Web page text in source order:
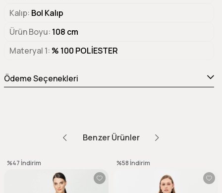
Kalıp Bol Kalıp
Ürün Boyu 108 cm
Materyal 1 % 100 POLİESTER
Ödeme Seçenekleri
Benzer Ürünler
%47 İndirim %58 İndirim